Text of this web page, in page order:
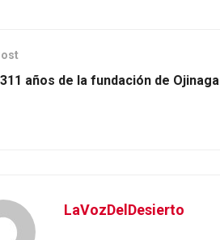
años de la fundación de Ojinaga
LaVozDelDesierto